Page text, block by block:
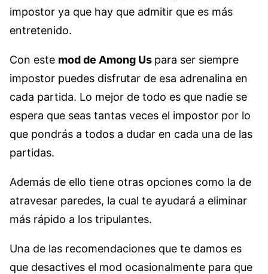
impostor ya que hay que admitir que es más
entretenido.
Con este mod de Among Us para ser siempre
impostor puedes disfrutar de esa adrenalina en
cada partida. Lo mejor de todo es que nadie se
espera que seas tantas veces el impostor por lo
que pondrás a todos a dudar en cada una de las
partidas.
Además de ello tiene otras opciones como la de
atravesar paredes, la cual te ayudará a eliminar
más rápido a los tripulantes.
Una de las recomendaciones que te damos es
que desactives el mod ocasionalmente para que